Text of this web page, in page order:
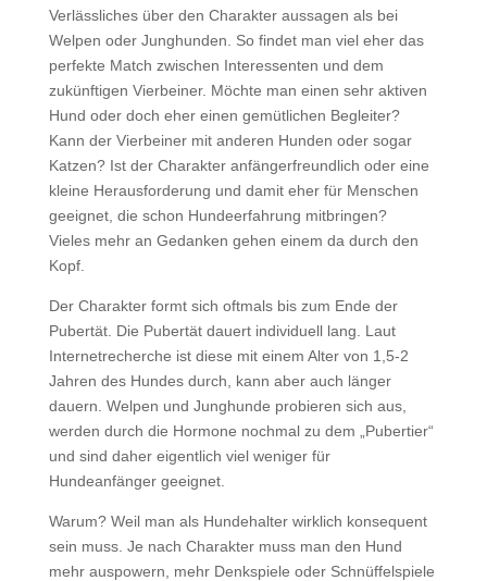
Verlässliches über den Charakter aussagen als bei
Welpen oder Junghunden. So findet man viel eher das
perfekte Match zwischen Interessenten und dem
zukünftigen Vierbeiner. Möchte man einen sehr aktiven
Hund oder doch eher einen gemütlichen Begleiter?
Kann der Vierbeiner mit anderen Hunden oder sogar
Katzen? Ist der Charakter anfängerfreundlich oder eine
kleine Herausforderung und damit eher für Menschen
geeignet, die schon Hundeerfahrung mitbringen?
Vieles mehr an Gedanken gehen einem da durch den
Kopf.
Der Charakter formt sich oftmals bis zum Ende der
Pubertät. Die Pubertät dauert individuell lang. Laut
Internetrecherche ist diese mit einem Alter von 1,5-2
Jahren des Hundes durch, kann aber auch länger
dauern. Welpen und Junghunde probieren sich aus,
werden durch die Hormone nochmal zu dem „Pubertier“
und sind daher eigentlich viel weniger für
Hundeanfänger geeignet.
Warum? Weil man als Hundehalter wirklich konsequent
sein muss. Je nach Charakter muss man den Hund
mehr auspowern, mehr Denkspiele oder Schnüffelspiele